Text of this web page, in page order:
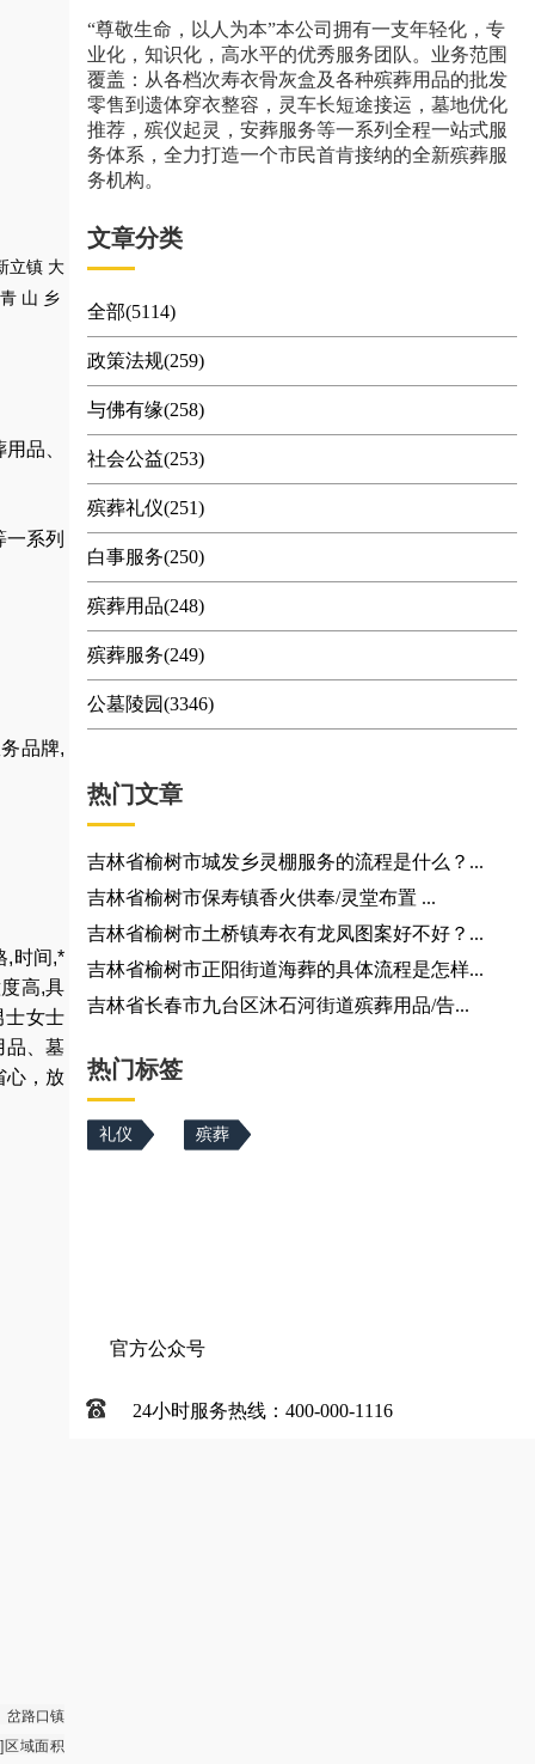
立镇 大
青 山 乡
用品
一系列
品牌,
,时间,*
度高,具
士女士
品 、墓
心，放
岔路口镇
域面积
“尊敬生命，以人为本”本公司拥有一支年轻化，专
业化，知识化，高水平的优秀服务团队。业务范围
覆盖：从各档次寿衣骨灰盒及各种殡葬用品的批发
零售到遗体穿衣整容，灵车长短途接运，墓地优化
推荐，殡仪起灵，安葬服务等一系列全程一站式服
务体系，全力打造一个市民首肯接纳的全新殡葬服
务机构。
文章分类
全部(5114)
政策法规(259)
与佛有缘(258)
社会公益(253)
殡葬礼仪(251)
白事服务(250)
殡葬用品(248)
殡葬服务(249)
公墓陵园(3346)
热门文章
吉林省榆树市城发乡灵棚服务的流程是什么？...
吉林省榆树市保寿镇香火供奉/灵堂布置 ...
吉林省榆树市土桥镇寿衣有龙凤图案好不好？...
吉林省榆树市正阳街道海葬的具体流程是怎样...
吉林省长春市九台区沐石河街道殡葬用品/告...
热门标签
礼仪 殡葬
官方公众号
24小时服务热线：400-000-1116